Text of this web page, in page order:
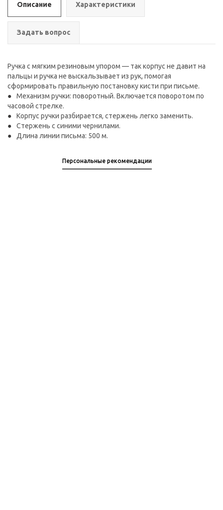
Описание Характеристики
Задать вопрос
Ручка с мягким резиновым упором — так корпус не давит на
пальцы и ручка не выскальзывает из рук, помогая
сформировать правильную постановку кисти при письме.
Механизм ручки: поворотный. Включается поворотом по
часовой стрелке.
Корпус ручки разбирается, стержень легко заменить.
Стержень с синими чернилами.
Длина линии письма: 500 м.
Персональные рекомендации